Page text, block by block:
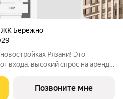
ЖК Бережно
Рязани! Это
входа, высокий спрос на аренду
и
Позвоните мне